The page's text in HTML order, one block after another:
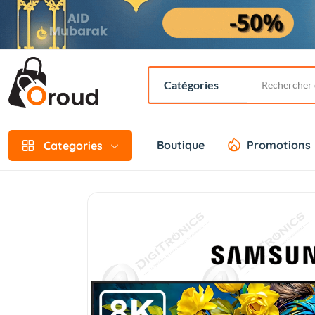
Categories Boutique Promotions